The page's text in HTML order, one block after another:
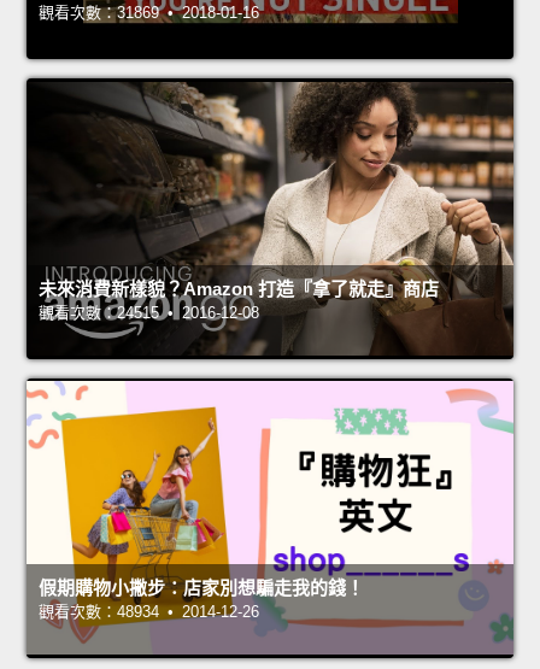
觀看次數：31869 • 2018-01-16
未來消費新樣貌？Amazon 打造『拿了就走』商店
觀看次數：24515 • 2016-12-08
假期購物小撇步：店家別想騙走我的錢！
觀看次數：48934 • 2014-12-26